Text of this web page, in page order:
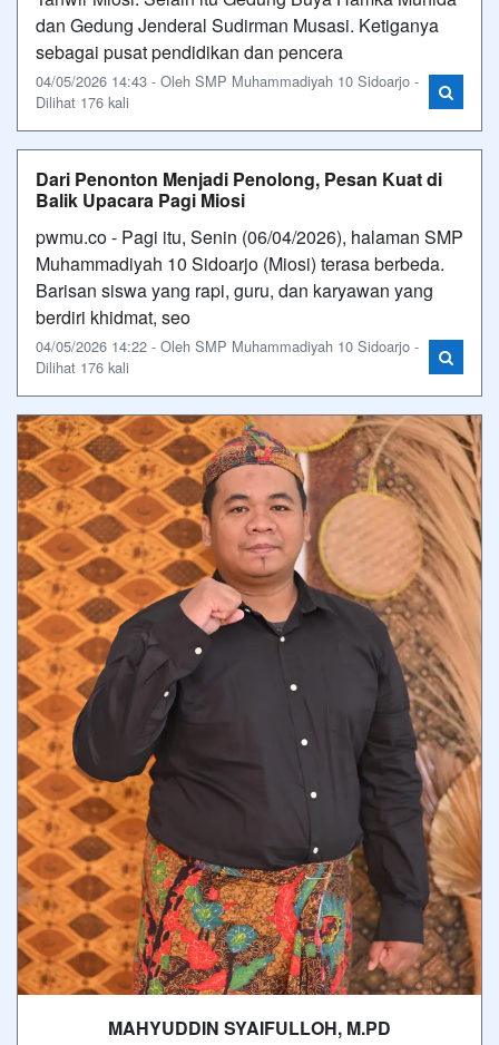
dan Gedung Jenderal Sudirman Musasi. Ketiganya
sebagai pusat pendidikan dan pencera
04/05/2026 14:43 - Oleh SMP Muhammadiyah 10 Sidoarjo -
Dilihat 176 kali
Dari Penonton Menjadi Penolong, Pesan Kuat di
Balik Upacara Pagi Miosi
pwmu.co - Pagi itu, Senin (06/04/2026), halaman SMP
Muhammadiyah 10 Sidoarjo (Miosi) terasa berbeda.
Barisan siswa yang rapi, guru, dan karyawan yang
berdiri khidmat, seo
04/05/2026 14:22 - Oleh SMP Muhammadiyah 10 Sidoarjo -
Dilihat 176 kali
MAHYUDDIN SYAIFULLOH, M.PD